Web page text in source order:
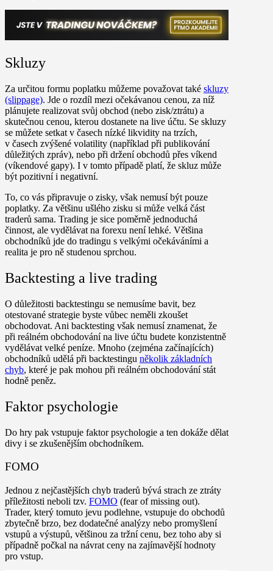
Skluzy
Za určitou formu poplatku můžeme považovat také skluzy
(slippage). Jde o rozdíl mezi očekávanou cenou, za níž
plánujete realizovat svůj obchod (nebo zisk/ztrátu) a
skutečnou cenou, kterou dostanete na live účtu. Se skluzy
se můžete setkat v časech nízké likvidity na trzích,
v časech zvýšené volatility (například při publikování
důležitých zpráv), nebo při držení obchodů přes víkend
(víkendové gapy). I v tomto případě platí, že skluz může
být pozitivní i negativní.
To, co vás připravuje o zisky, však nemusí být pouze
poplatky. Za většinu ušlého zisku si může velká část
traderů sama. Trading je sice poměrně jednoduchá
činnost, ale vydělávat na forexu není lehké. Většina
obchodníků jde do tradingu s velkými očekáváními a
realita je pro ně studenou sprchou.
Backtesting a live trading
O důležitosti backtestingu se nemusíme bavit, bez
otestované strategie byste vůbec neměli zkoušet
obchodovat. Ani backtesting však nemusí znamenat, že
při reálném obchodování na live účtu budete konzistentně
vydělávat velké peníze. Mnoho (zejména začínajících)
obchodníků udělá při backtestingu několik základních
chyb, které je pak mohou při reálném obchodování stát
hodně peněz.
Faktor psychologie
Do hry pak vstupuje faktor psychologie a ten dokáže dělat
divy i se zkušenějším obchodníkem.
FOMO
Jednou z nejčastějších chyb traderů bývá strach ze ztráty
příležitosti neboli tzv. FOMO (fear of missing out).
Trader, který tomuto jevu podlehne, vstupuje do obchodů
zbytečně brzo, bez dodatečné analýzy nebo promyšlení
vstupů a výstupů, většinou za tržní cenu, bez toho aby si
případně počkal na návrat ceny na zajímavější hodnoty
pro vstup.